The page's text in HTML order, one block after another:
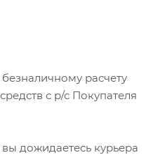
расчету
с р/с Покупателя
дожидаетесь курьера